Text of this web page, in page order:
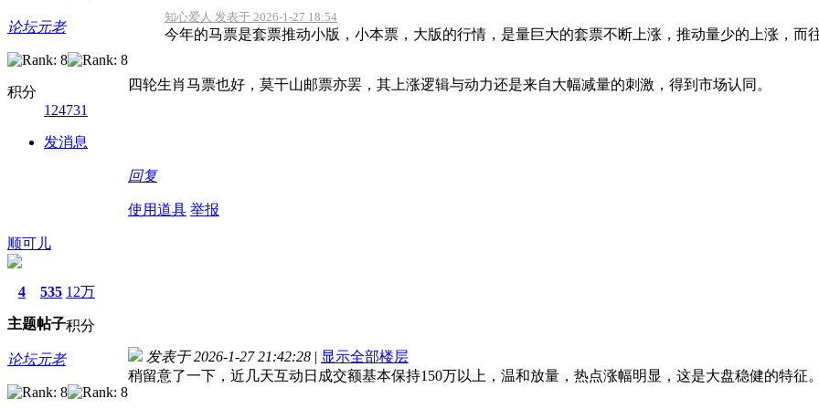
论坛元老
积分
124731
发消息
知心爱人 发表于 2026-1-27 18:54
今年的马票是套票推动小版，小本票，大版的行情，是量巨大的套票不断上涨，推动量少的上涨，而
四轮生肖马票也好，莫干山邮票亦罢，其上涨逻辑与动力还是来自大幅减量的刺激，得到市场认同。
回复
使用道具 举报
顺可儿
4
主题
535
帖子
12万
积分
论坛元老 发表于 2026-1-27 21:42:28 | 显示全部楼层
稍留意了一下，近几天互动日成交额基本保持150万以上，温和放量，热点涨幅明显，这是大盘稳健的特征。